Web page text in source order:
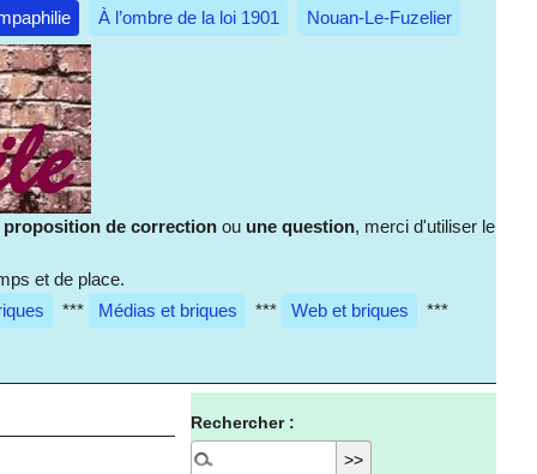
À l’ombre de la loi 1901 Nouan-Le-Fuzelier
proposition de correction ou une question, merci d'utiliser le
et de place.
*** Médias et briques *** Web et briques ***
Rechercher :